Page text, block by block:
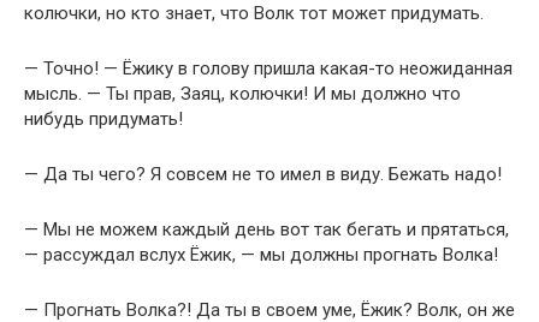
колючки, но кто знает, что Волк тот может придумать.
— Точно! — Ёжику в голову пришла какая-то неожиданная
мысль. — Ты прав, Заяц, колючки! И мы должно что
нибудь придумать!
— Да ты чего? Я совсем не то имел в виду. Бежать надо!
— Мы не можем каждый день вот так бегать и прятаться,
— рассуждал вслух Ёжик, — мы должны прогнать Волка!
— Прогнать Волка?! Да ты в своем уме, Ёжик? Волк, он же